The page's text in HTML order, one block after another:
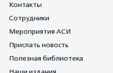
Контакты
Сотрудники
Мероприятия АСИ
Прислать новость
Полезная библиотека